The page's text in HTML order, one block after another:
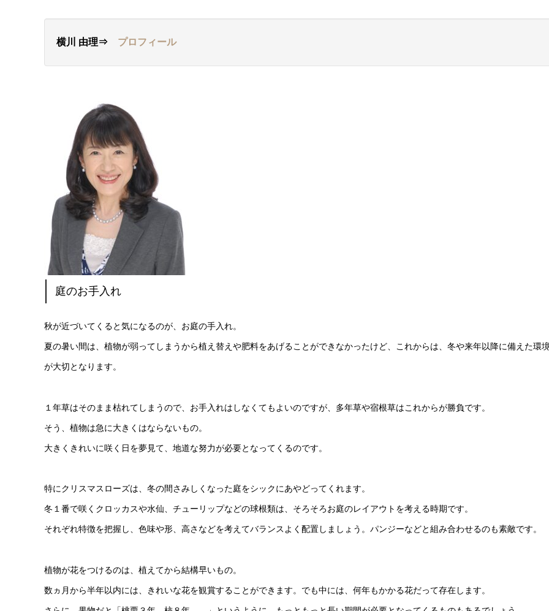
横川 由理⇒ プロフィール
庭のお手入れ
秋が近づいてくると気になるのが、お庭の手入れ。
夏の暑い間は、植物が弱ってしまうから植え替えや肥料をあげることができなかったけど、これからは、冬や来年以降に備えた環
が大切となります。
１年草はそのまま枯れてしまうので、お手入れはしなくてもよいのですが、多年草や宿根草はこれからが勝負です。
そう、植物は急に大きくはならないもの。
大きくきれいに咲く日を夢見て、地道な努力が必要となってくるのです。
特にクリスマスローズは、冬の間さみしくなった庭をシックにあやどってくれます。
冬１番で咲くクロッカスや水仙、チューリップなどの球根類は、そろそろお庭のレイアウトを考える時期です。
それぞれ特徴を把握し、色味や形、高さなどを考えてバランスよく配置しましょう。パンジーなどと組み合わせるのも素敵です。
植物が花をつけるのは、植えてから結構早いもの。
数ヵ月から半年以内には、きれいな花を観賞することができます。でも中には、何年もかかる花だって存在します。